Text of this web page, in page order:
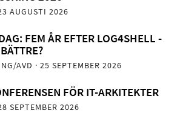
AUGUSTI 2026
FEM ÅR EFTER LOG4SHELL -
AVD · 25 SEPTEMBER 2026
FÖR IT-ARKITEKTER
SEPTEMBER 2026